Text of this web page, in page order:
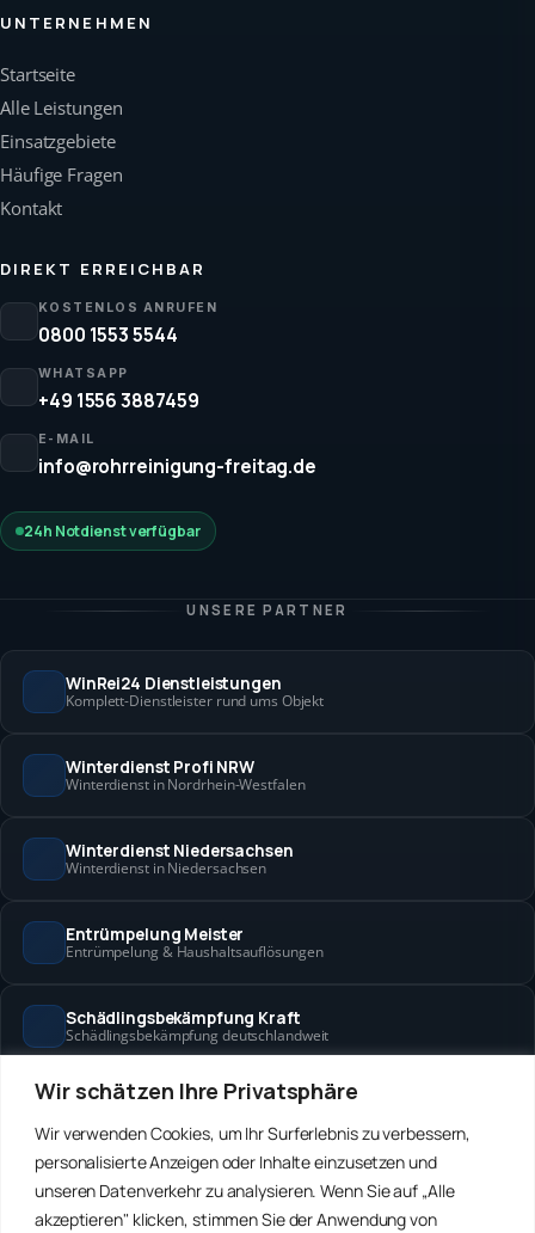
Wir schätzen Ihre Privatsphäre
Wir verwenden Cookies, um Ihr Surferlebnis zu verbessern,
personalisierte Anzeigen oder Inhalte einzusetzen und
unseren Datenverkehr zu analysieren. Wenn Sie auf „Alle
akzeptieren" klicken, stimmen Sie der Anwendung von
UNTERNEHMEN
Startseite
Alle Leistungen
Einsatzgebiete
Häufige Fragen
Kontakt
DIREKT ERREICHBAR
KOSTENLOS ANRUFEN
0800 1553 5544
WHATSAPP
+49 1556 3887459
E-MAIL
info@rohrreinigung-freitag.de
24h Notdienst verfügbar
UNSERE PARTNER
WinRei24 Dienstleistungen
Komplett-Dienstleister rund ums Objekt
Winterdienst Profi NRW
Winterdienst in Nordrhein-Westfalen
Winterdienst Niedersachsen
Winterdienst in Niedersachsen
Entrümpelung Meister
Entrümpelung & Haushaltsauflösungen
Schädlingsbekämpfung Kraft
Schädlingsbekämpfung deutschlandweit
Hanse Objektservice
Winterdienst Hansa
Winterdienst in Bremen & Hamburg